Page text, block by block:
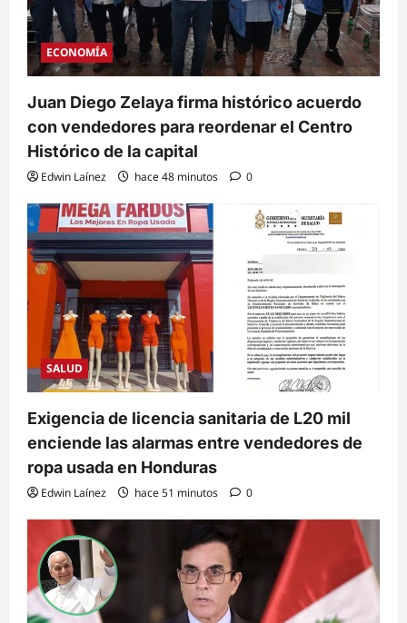
ECONOMÍA
Juan Diego Zelaya firma histórico acuerdo
con vendedores para reordenar el Centro
Histórico de la capital
Edwin Laínez hace 48 minutos 0
SALUD
Exigencia de licencia sanitaria de L20 mil
enciende las alarmas entre vendedores de
ropa usada en Honduras
Edwin Laínez hace 51 minutos 0